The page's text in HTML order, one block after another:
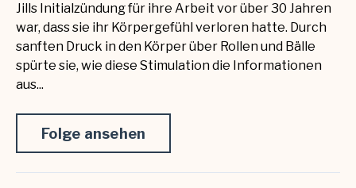
Jills Initialzündung für ihre Arbeit vor über 30 Jahren
war, dass sie ihr Körpergefühl verloren hatte. Durch
sanften Druck in den Körper über Rollen und Bälle
spürte sie, wie diese Stimulation die Informationen
aus...
Folge ansehen